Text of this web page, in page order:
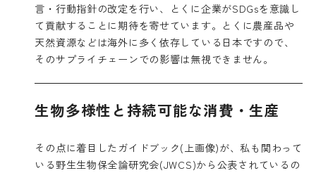
言・行動指針の改定を行い、とくに企業がSDGsを意識し
て貢献することに期待を寄せています。とくに農産品や
天然資源などは海外に多く依存している日本ですので、
そのサプライチェーンでの影響は無視できません。
生物多様性と持続可能な消費・生産
その点に着目したガイドブック(上画像)が、私も関わって
いる野生生物保全論研究会(JWCS)から公表されているの